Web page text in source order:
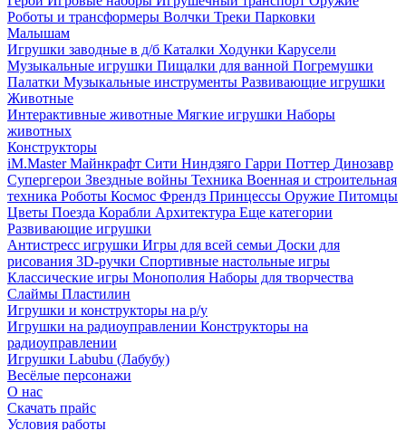
Роботы и трансформеры Волчки Треки Парковки
Малышам
Игрушки заводные в д/б Каталки Ходунки Карусели
Музыкальные игрушки Пищалки для ванной Погремушки
Палатки Музыкальные инструменты Развивающие игрушки
Животные
Интерактивные животные Мягкие игрушки Наборы
животных
Конструкторы
iM.Master Майнкрафт Сити Ниндзяго Гарри Поттер Динозавр
Супергерои Звездные войны Техника Военная и строительная
техника Роботы Космос Френдз Принцессы Оружие Питомцы
Цветы Поезда Корабли Архитектура Еще категории
Развивающие игрушки
Антистресс игрушки Игры для всей семьи Доски для
рисования 3D-ручки Спортивные настольные игры
Классические игры Монополия Наборы для творчества
Слаймы Пластилин
Игрушки и конструкторы на р/у
Игрушки на радиоуправлении Конструкторы на
радиоуправлении
Игрушки Labubu (Лабубу)
Весёлые персонажи
О нас
Скачать прайс
Условия работы